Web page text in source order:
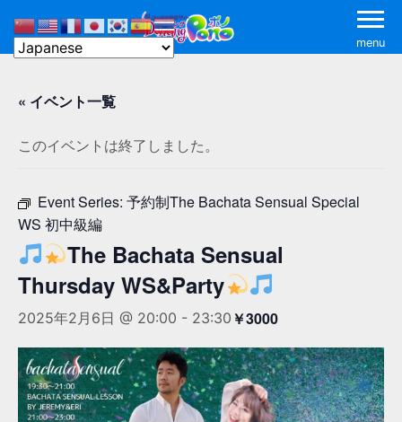
menu
« イベント一覧
このイベントは終了しました。
Event Series: 予約制The Bachata Sensual Special
WS 初中級編
The Bachata Sensual
Thursday WS&Party
2025年2月6日 @ 20:00 - 23:30 ￥3000